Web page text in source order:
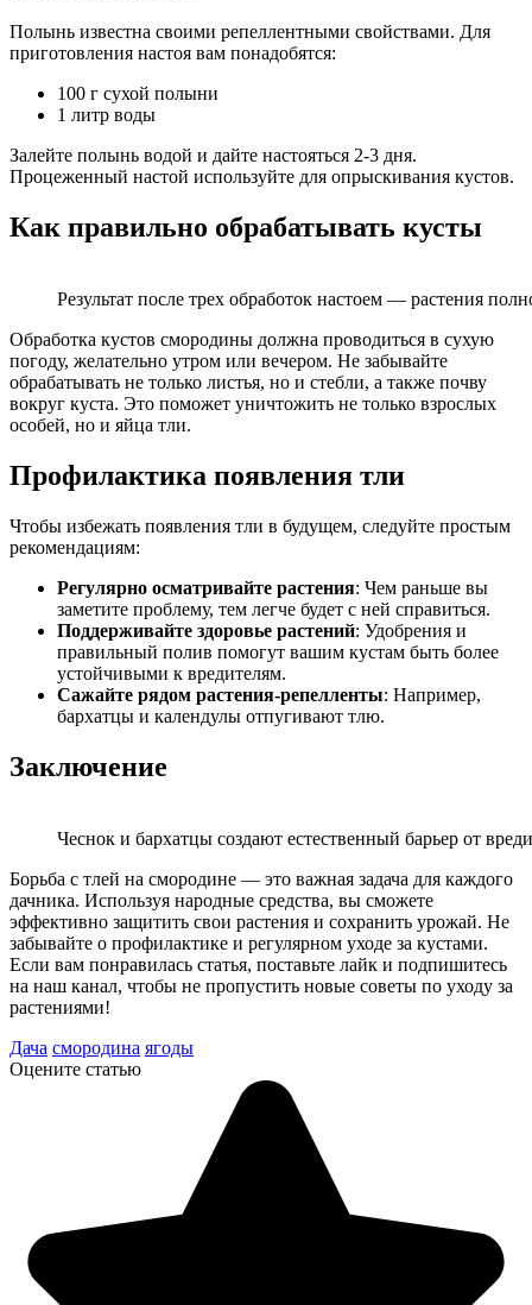
Полынь известна своими репеллентными свойствами. Для
приготовления настоя вам понадобятся:
100 г сухой полыни
1 литр воды
Залейте полынь водой и дайте настояться 2-3 дня.
Процеженный настой используйте для опрыскивания кустов.
Как правильно обрабатывать кусты
Результат после трех обработок настоем — растения
Обработка кустов смородины должна проводиться в сухую
погоду, желательно утром или вечером. Не забывайте
обрабатывать не только листья, но и стебли, а также почву
вокруг куста. Это поможет уничтожить не только взрослых
особей, но и яйца тли.
Профилактика появления тли
Чтобы избежать появления тли в будущем, следуйте простым
рекомендациям:
Регулярно осматривайте растения: Чем раньше вы
заметите проблему, тем легче будет с ней справиться.
Поддерживайте здоровье растений: Удобрения и
правильный полив помогут вашим кустам быть более
устойчивыми к вредителям.
Сажайте рядом растения-репелленты: Например,
бархатцы и календулы отпугивают тлю.
Заключение
Чеснок и бархатцы создают естественный барьер от
Борьба с тлей на смородине — это важная задача для каждого
дачника. Используя народные средства, вы сможете
эффективно защитить свои растения и сохранить урожай. Не
забывайте о профилактике и регулярном уходе за кустами.
Если вам понравилась статья, поставьте лайк и подпишитесь
на наш канал, чтобы не пропустить новые советы по уходу за
растениями!
Дача смородина ягоды
Оцените статью